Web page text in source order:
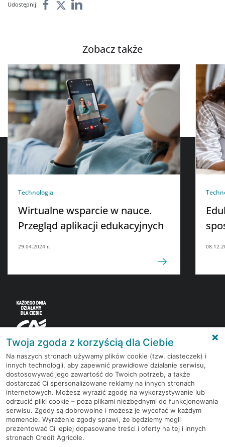
Udostępnij:
Zobacz także
Technologia
Wirtualne wsparcie w nauce.
Przegląd aplikacji edukacyjnych
29.04.2024 r.
Korzystaj z bezpłatnych materiałów, które
przygotowują eksperci rynku finansowego.
Dołącz do grona subskrybentów Newslettera i bądź
na bieżąco z nowościami i promocjami
Zapisz się
Twoja zgoda z korzyścią dla Ciebie
Na naszych stronach używamy plików cookie (tzw. ciasteczek) i
innych technologii, aby zapewnić prawidłowe działanie serwisu,
dostosowywać jego zawartość do Twoich potrzeb, a także
dostarczać Ci spersonalizowane reklamy na innych stronach
internetowych. Możesz wyrazić zgodę na wykorzystywanie lub
odrzucić pliki cookie – poza plikami niezbędnymi do funkcjonowania
serwisu. Zgody są dobrowolne i możesz je wycofać w każdym
momencie. Wyrażenie zgody sprawi, że będziemy mogli
prezentować Ci lepiej dopasowane treści i oferty na tej i innych
stronach Credit Agricole.